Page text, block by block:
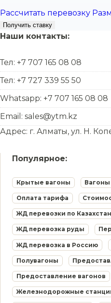
Рассчитать перевозку
Получить ставку
Наши контакты:
Тел: +7 707 165 08 08
Тел: +7 727 339 55 50
Whatsapp: +7 707 165 08 08
Email: sales@ytm.kz
Адрес: г. Алматы, ул. Н.
Популярное:
Крытые вагоны Вагоны
Оплата тарифа
ЖД перевозки по
ЖД перевозка руды
ЖД перевозка в Россию
Полувагоны
Предоставление вагонов
Железнодорожные